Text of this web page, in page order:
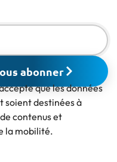
abonner
que les données
soient destinées à
contenus et
la mobilité.